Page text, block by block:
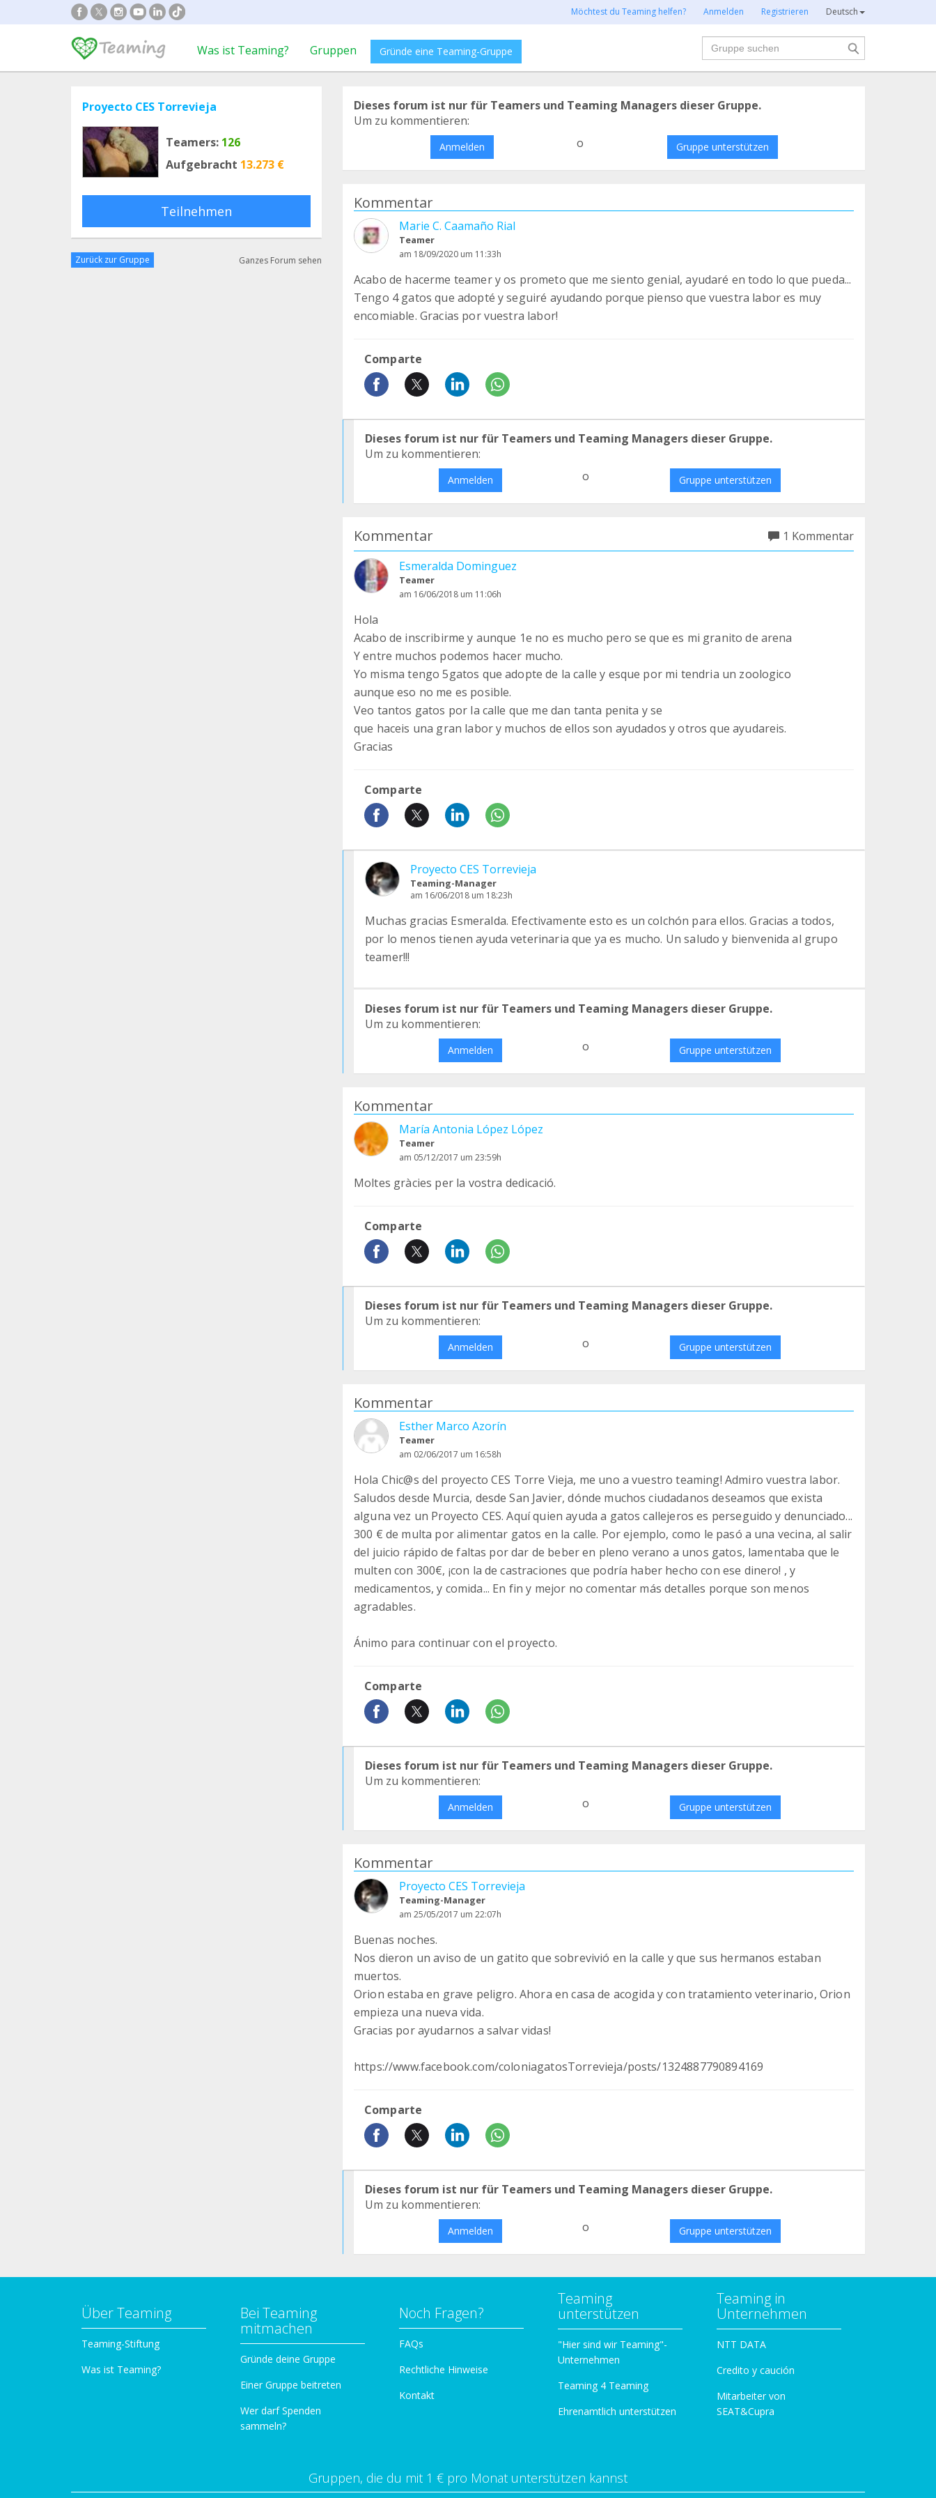
Möchtest du Teaming helfen? Anmelden Registrieren Deutsch
Was ist Teaming? Gruppen Gründe eine Teaming-Gruppe
Suche
Proyecto CES Torrevieja
Teamers: 126
Aufgebracht 13.273 €
Teilnehmen
Zurück zur Gruppe Ganzes Forum sehen
Dieses forum ist nur für Teamers und Teaming Managers dieser Gruppe.
Um zu kommentieren:
Anmelden o Gruppe unterstützen
Kommentar
Marie C. Caamaño Rial
Teamer
am 18/09/2020 um 11:33h
Acabo de hacerme teamer y os prometo que me siento genial, ayudaré en todo lo que pueda...
Tengo 4 gatos que adopté y seguiré ayudando porque pienso que vuestra labor es muy
encomiable. Gracias por vuestra labor!
Comparte
Dieses forum ist nur für Teamers und Teaming Managers dieser Gruppe.
Um zu kommentieren:
Anmelden o Gruppe unterstützen
Kommentar
1 Kommentar
Esmeralda Dominguez
Teamer
am 16/06/2018 um 11:06h
Hola
Acabo de inscribirme y aunque 1e no es mucho pero se que es mi granito de arena
Y entre muchos podemos hacer mucho.
Yo misma tengo 5gatos que adopte de la calle y esque por mi tendria un zoologico
aunque eso no me es posible.
Veo tantos gatos por la calle que me dan tanta penita y se
que haceis una gran labor y muchos de ellos son ayudados y otros que ayudareis.
Gracias
Comparte
Proyecto CES Torrevieja
Teaming-Manager
am 16/06/2018 um 18:23h
Muchas gracias Esmeralda. Efectivamente esto es un colchón para ellos. Gracias a todos,
por lo menos tienen ayuda veterinaria que ya es mucho. Un saludo y bienvenida al grupo
teamer!!!
Dieses forum ist nur für Teamers und Teaming Managers dieser Gruppe.
Um zu kommentieren:
Anmelden o Gruppe unterstützen
Kommentar
María Antonia López López
Teamer
am 05/12/2017 um 23:59h
Moltes gràcies per la vostra dedicació.
Comparte
Dieses forum ist nur für Teamers und Teaming Managers dieser Gruppe.
Um zu kommentieren:
Anmelden o Gruppe unterstützen
Kommentar
Esther Marco Azorín
Teamer
am 02/06/2017 um 16:58h
Hola Chic@s del proyecto CES Torre Vieja, me uno a vuestro teaming! Admiro vuestra labor.
Saludos desde Murcia, desde San Javier, dónde muchos ciudadanos deseamos que exista
alguna vez un Proyecto CES. Aquí quien ayuda a gatos callejeros es perseguido y denunciado...
300 € de multa por alimentar gatos en la calle. Por ejemplo, como le pasó a una vecina, al salir
del juicio rápido de faltas por dar de beber en pleno verano a unos gatos, lamentaba que le
multen con 300€, ¡con la de castraciones que podría haber hecho con ese dinero! , y
medicamentos, y comida... En fin y mejor no comentar más detalles porque son menos
agradables.
Ánimo para continuar con el proyecto.
Comparte
Dieses forum ist nur für Teamers und Teaming Managers dieser Gruppe.
Um zu kommentieren:
Anmelden o Gruppe unterstützen
Kommentar
Proyecto CES Torrevieja
Teaming-Manager
am 25/05/2017 um 22:07h
Buenas noches.
Nos dieron un aviso de un gatito que sobrevivió en la calle y que sus hermanos estaban
muertos.
Orion estaba en grave peligro. Ahora en casa de acogida y con tratamiento veterinario, Orion
empieza una nueva vida.
Gracias por ayudarnos a salvar vidas!
https://www.facebook.com/coloniagatosTorrevieja/posts/1324887790894169
Comparte
Dieses forum ist nur für Teamers und Teaming Managers dieser Gruppe.
Um zu kommentieren:
Anmelden o Gruppe unterstützen
Über Teaming
Teaming-Stiftung
Was ist Teaming?
Bei Teaming
mitmachen
Gründe deine Gruppe
Einer Gruppe beitreten
Wer darf Spenden
sammeln?
Noch Fragen?
FAQs
Rechtliche Hinweise
Kontakt
Teaming
unterstützen
"Hier sind wir Teaming"-
Unternehmen
Teaming 4 Teaming
Ehrenamtlich unterstützen
Teaming in
Unternehmen
NTT DATA
Credito y caución
Mitarbeiter von
SEAT&Cupra
Gruppen, die du mit 1 € pro Monat unterstützen kannst